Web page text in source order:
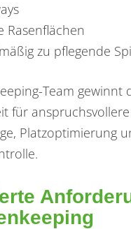
Rasenflächen
zu pflegende
Team gewinnt
für
Platzoptimierung